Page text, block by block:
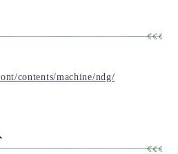
contents/machine/ndg/